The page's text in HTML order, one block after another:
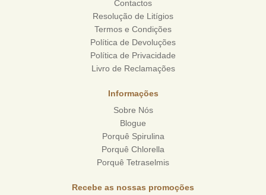
Contactos
Resolução de Litígios
Termos e Condições
Política de Devoluções
Política de Privacidade
Livro de Reclamações
Informações
Sobre Nós
Blogue
Porquê Spirulina
Porquê Chlorella
Porquê Tetraselmis
Recebe as nossas promoções